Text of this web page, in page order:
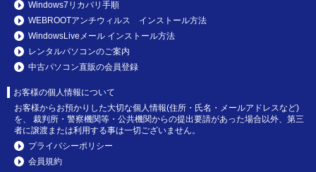
Windows7リカバリ手順
WEBROOTアンチウィルス インストール方法
WindowsLiveメール インストール方法
レンタルパソコンのご案内
中古パソコン直販の会員登録
お客様の個人情報について
お客様からお預かりした大切な個人情報(住所・氏名・メールアドレスなど)
を、 裁判所・警察機関等・公共機関からの提出要請があった場合以外、第三
者に譲渡または利用する事は一切ございません。
プライバシーポリシー
会員規約